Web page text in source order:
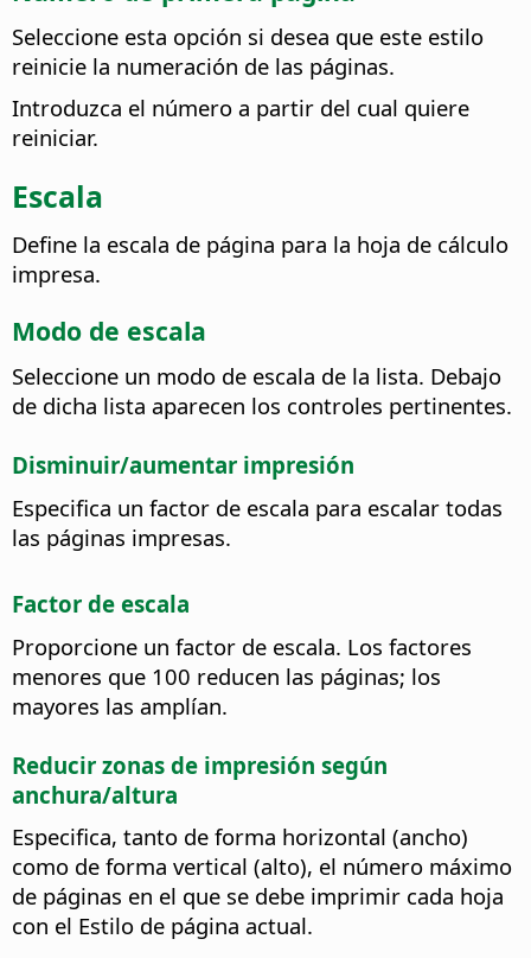
Seleccione esta opción si desea que este estilo
reinicie la numeración de las páginas.
Introduzca el número a partir del cual quiere
reiniciar.
Escala
Define la escala de página para la hoja de cálculo
impresa.
Modo de escala
Seleccione un modo de escala de la lista. Debajo
de dicha lista aparecen los controles pertinentes.
Disminuir/aumentar impresión
Especifica un factor de escala para escalar todas
las páginas impresas.
Factor de escala
Proporcione un factor de escala. Los factores
menores que 100 reducen las páginas; los
mayores las amplían.
Reducir zonas de impresión según
anchura/altura
Especifica, tanto de forma horizontal (ancho)
como de forma vertical (alto), el número máximo
de páginas en el que se debe imprimir cada hoja
con el Estilo de página actual.